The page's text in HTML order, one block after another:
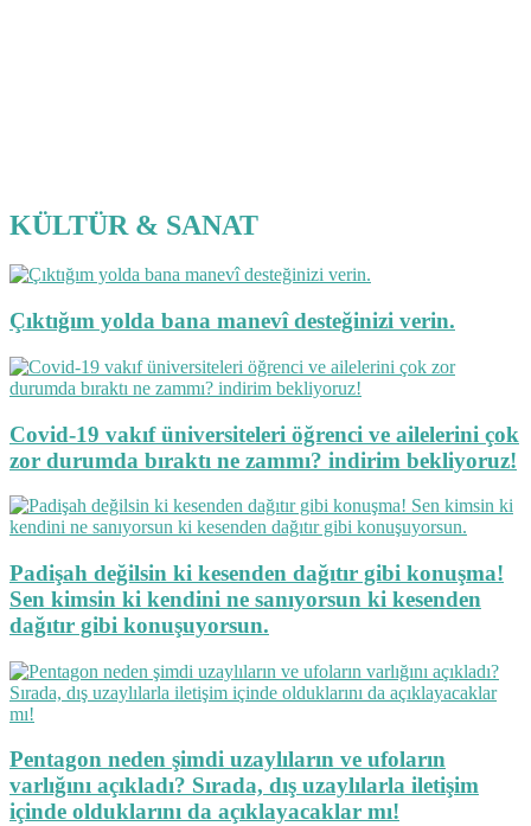
KÜLTÜR & SANAT
Çıktığım yolda bana manevî desteğinizi verin.
Covid-19 vakıf üniversiteleri öğrenci ve ailelerini çok
zor durumda bıraktı ne zammı? indirim bekliyoruz!
Padişah değilsin ki kesenden dağıtır gibi konuşma!
Sen kimsin ki kendini ne sanıyorsun ki kesenden
dağıtır gibi konuşuyorsun.
Pentagon neden şimdi uzaylıların ve ufoların
varlığını açıkladı? Sırada, dış uzaylılarla iletişim
içinde olduklarını da açıklayacaklar mı!